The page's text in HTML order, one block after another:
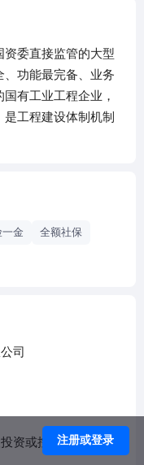
委直接监管的大型
功能最完备、业务
有工业工程企业，
工程建设体制机制
兵，是清洁能源工程
业工程领域综合解
新闻记录》发布为全
工程集团有限公司
业结构转型升级的
程、市政工程施工总
级资质，环保工程
生态环保、实业投
济带、成渝“双城”经
金
全额社保
司
资或控股的法人独
注册或登录